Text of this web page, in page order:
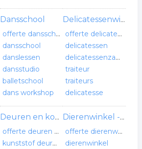
Dansschool
offerte dansschool
dansschool
danslessen
dansstudio
balletschool
dans workshop
Delicatessenwinkel
offerte delicatessenwinkel
delicatessen
delicatessenzaak
traiteur
traiteurs
delicatesse
Deuren en kozijnen
offerte deuren en kozijnen
kunststof deuren en kozijnen
Dierenwinkel -verzorging
offerte dierenwinkel -verzorging
dierenwinkel